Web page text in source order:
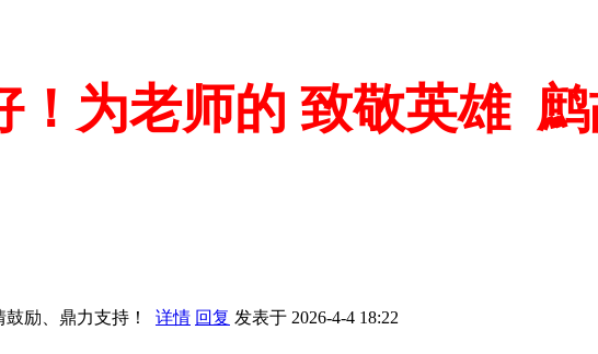
！为老师的 致敬英雄
鼓励、鼎力支持！ 详情 回复 发表于 2026-4-4 18:22